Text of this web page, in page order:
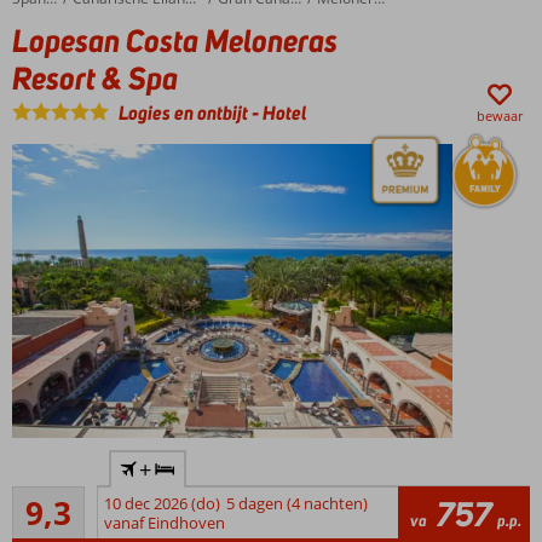
(familie)kamers
en suites
Werk aan
je kleur
bij het
Relaxen
én
actief?
allebei
Lopesan Costa Meloneras
Resort & Spa
Logies en ontbijt-Hotel bewaar
een
toplocatie!
9,3Uitstekend
341
beoordelingen
+
10 dec 2026 (do) 5 dagen (4 nachten)
vanaf Eindhoven
va 757 p.p.